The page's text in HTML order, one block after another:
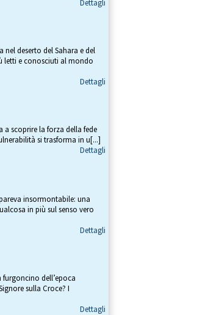
Dettagli
deserto del Sahara e del
letti e conosciuti al mondo
Dettagli
a scoprire la forza della fede
si trasforma in u[...]
Dettagli
insormontabile: una
in più sul senso vero
Dettagli
dell’epoca
sulla Croce? I
Dettagli